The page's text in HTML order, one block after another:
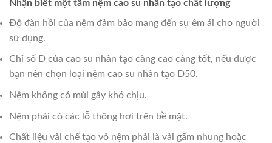
Nhận biết một tấm nệm cao su nhân tạo chất lượng
Độ đàn hồi của nệm đảm bảo mang đến sự êm ái cho người
sử dụng.
Chỉ số D của cao su nhân tạo càng cao càng tốt, nếu được
bạn nên chọn loại nệm cao su nhân tạo D50.
Nệm không có mùi gây khó chịu.
Nệm phải có các lỗ thông hơi trên bề mặt.
Chất liệu vải chế tạo vỏ nệm phải là vải gấm nhung hoặc